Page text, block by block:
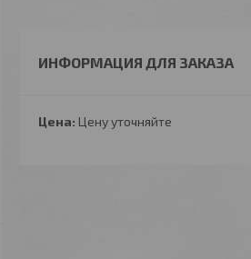
ИНФОРМАЦИЯ ДЛЯ ЗАКАЗА
Цена: Цену уточняйте